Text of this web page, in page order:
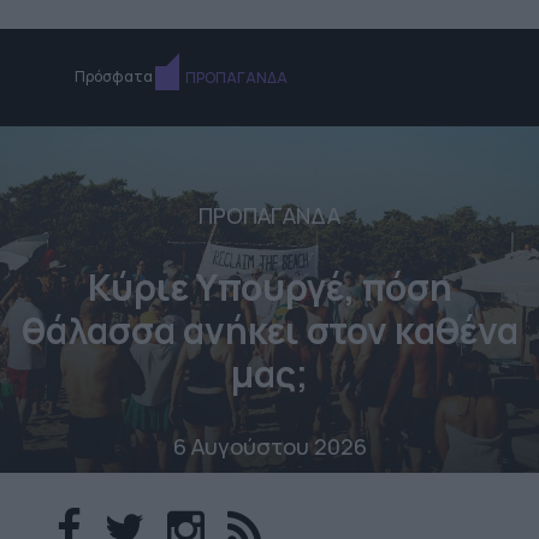
Πρόσφατα ΠΡΟΠΑΓΑΝΔΑ
ΠΡΟΠΑΓΑΝΔΑ
Κύριε Υπουργέ, πόση
θάλασσα ανήκει στον καθένα
μας;
6 Αυγούστου 2026